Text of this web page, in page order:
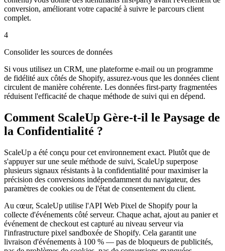
conversion, améliorant votre capacité à suivre le parcours client
complet.
4
Consolider les sources de données
Si vous utilisez un CRM, une plateforme e-mail ou un programme
de fidélité aux côtés de Shopify, assurez-vous que les données client
circulent de manière cohérente. Les données first-party fragmentées
réduisent l'efficacité de chaque méthode de suivi qui en dépend.
Comment ScaleUp Gère-t-il le Paysage de
la Confidentialité ?
ScaleUp a été conçu pour cet environnement exact. Plutôt que de
s'appuyer sur une seule méthode de suivi, ScaleUp superpose
plusieurs signaux résistants à la confidentialité pour maximiser la
précision des conversions indépendamment du navigateur, des
paramètres de cookies ou de l'état de consentement du client.
Au cœur, ScaleUp utilise l'API Web Pixel de Shopify pour la
collecte d'événements côté serveur. Chaque achat, ajout au panier et
événement de checkout est capturé au niveau serveur via
l'infrastructure pixel sandboxée de Shopify. Cela garantit une
livraison d'événements à 100 % — pas de bloqueurs de publicités,